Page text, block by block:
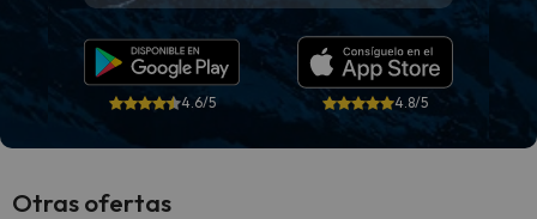
4.6/5 4.8/5
Otras ofertas